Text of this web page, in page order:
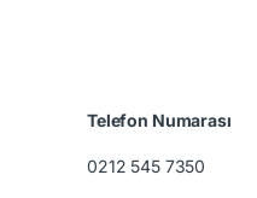
Telefon Numarası
0212 545 7350